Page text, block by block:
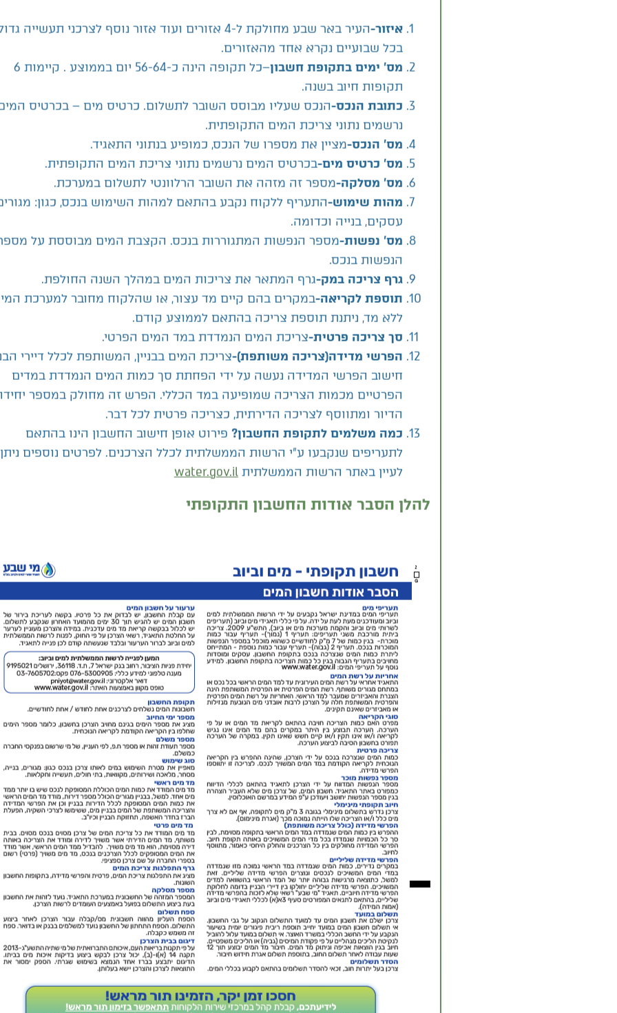
איזור- העיר באר שבע מחולקת ל-4 אזורים ועוד אזור נוסף לצרכני תעשייה
בכל שבועיים נקרא אחד מהאזורים.
מס' ימים בתקופת חשבון –כל תקופה הינה כ-56-64 יום בממוצע . קיימות 6
תקופות חיוב בשנה.
כתובת הנכס-הנכס שעליו מבוסס השובר לתשלום. כרטיס מים – בכרטיס
נרשמים נתוני צריכת המים התקופתית.
מס' הנכס-מציין את מספרו של הנכס, כמופיע בנתוני התאגיד.
מס' כרטיס מים-בכרטיס המים נרשמים נתוני צריכת המים התקופתית.
מס' מסלקה- מספר זה מזהה את השובר הרלוונטי לתשלום במערכת.
מהות שימוש-התעריף ללקוח נקבע בהתאם למהות השימוש בנכס, כגון:
עסקים, בנייה וכדומה.
מס' נפשות-מספר הנפשות המתגוררות בנכס. הקצבת המים מבוססת על
הנפשות בנכס.
גרף צריכה במק-גרף המתאר את צריכות המים במהלך השנה החולפת.
תוספת לקריאה-במקרים בהם קיים מד עצור, או שהלקוח מחובר למערכת
ללא מד, ניתנת תוספת צריכה בהתאם לממוצע קודם.
סך צריכה פרטית-צריכת המים הנמדדת במד המים הפרטי.
הפרשי מדידה(צריכה משותפת)-צריכת המים בבניין, המשותפת לכלל דיירי
חישוב הפרשי המדידה נעשה על ידי הפחתת סך כמות המים הנמדדת במדים
הפרטיים מכמות הצריכה שמופיעה במד הכללי. הפרש זה מחולק במספר
הדיור ומתווסף לצריכה הדירתית, כצריכה פרטית לכל דבר.
כמה משלמים לתקופת החשבון?פירוט אופן חישוב החשבון הינו בהתאם
לעיין באתר הרשות הממשלתיתwater.gov.il